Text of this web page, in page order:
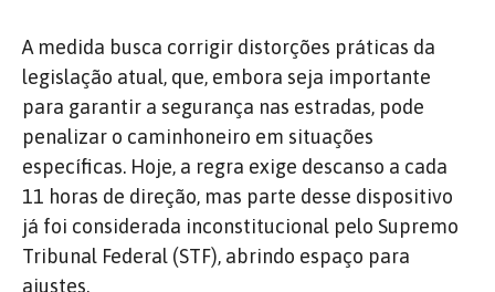
A medida busca corrigir distorções práticas da
legislação atual, que, embora seja importante
para garantir a segurança nas estradas, pode
penalizar o caminhoneiro em situações
específicas. Hoje, a regra exige descanso a cada
11 horas de direção, mas parte desse dispositivo
já foi considerada inconstitucional pelo Supremo
Tribunal Federal (STF), abrindo espaço para
ajustes.